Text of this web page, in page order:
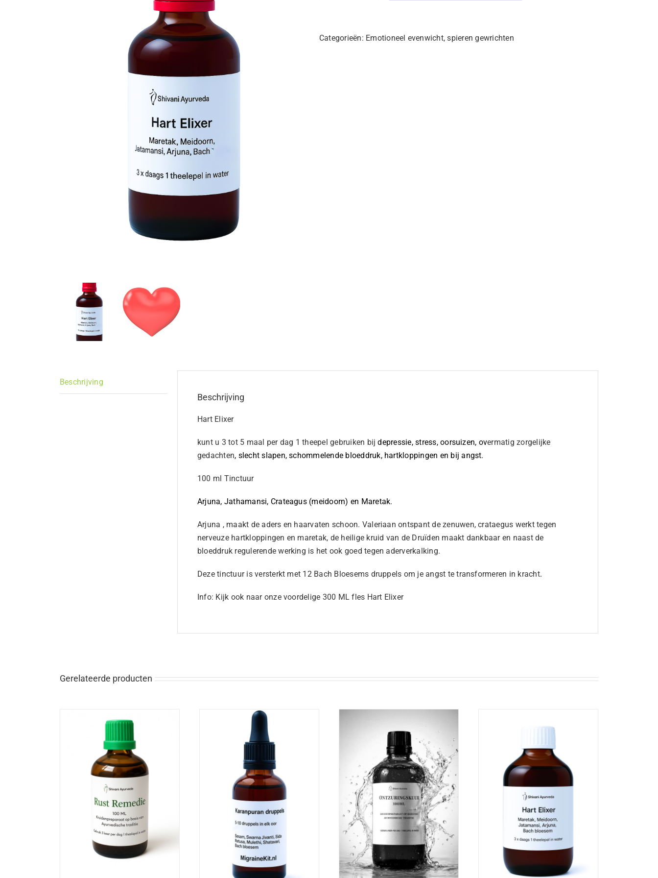
Categorieën: Emotioneel evenwicht,spieren gewrichten
Beschrijving
Beschrijving
Hart Elixer
kunt u 3 tot 5 maal per dag 1 theepel gebruiken bij depressie, stress, oorsuizen, overmatig zorgelijke
gedachten, slecht slapen, schommelende bloeddruk, hartkloppingen en bij angst.
100 ml Tinctuur
Arjuna, Jathamansi, Crateagus (meidoorn) en Maretak.
Arjuna , maakt de aders en haarvaten schoon. Valeriaan ontspant de zenuwen, crataegus werkt tegen
nerveuze hartkloppingen en maretak, de heilige kruid van de Druïden maakt dankbaar en naast de
bloeddruk regulerende werking is het ook goed tegen aderverkalking.
Deze tinctuur is versterkt met 12 Bach Bloesems druppels om je angst te transformeren in kracht.
Info: Kijk ook naar onze voordelige 300 ML fles Hart Elixer
Gerelateerde producten